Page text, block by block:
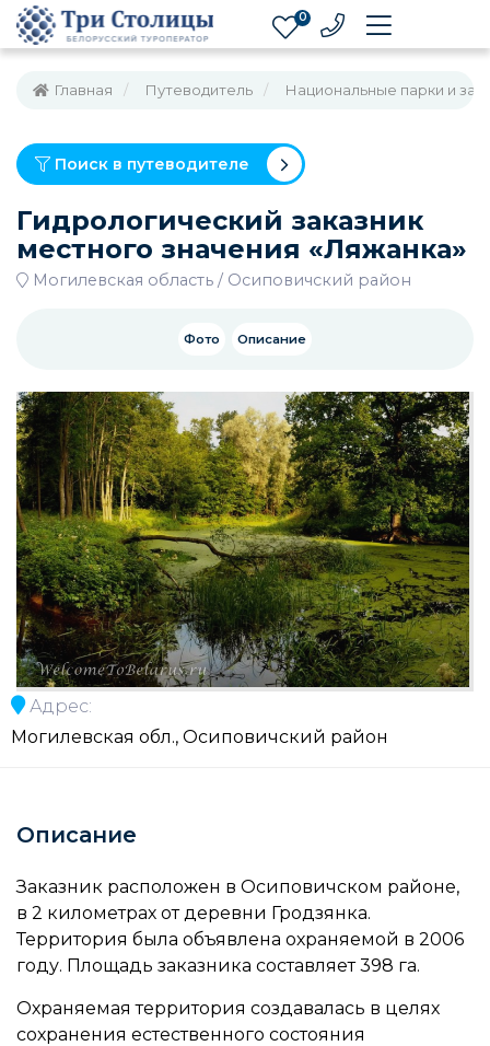
0
Главная Путеводитель Национальные парки и
Поиск в путеводителе
Гидрологический заказник
местного значения «Ляжанка»
Могилевская область Осиповичский район
Фото Описание
Адрес:
Могилевская обл., Осиповичский район
Описание
Заказник расположен в Осиповичском районе,
в 2 километрах от деревни Гродзянка.
Территория была объявлена охраняемой в 2006
году. Площадь заказника составляет 398 га.
Охраняемая территория создавалась в целях
сохранения естественного состояния